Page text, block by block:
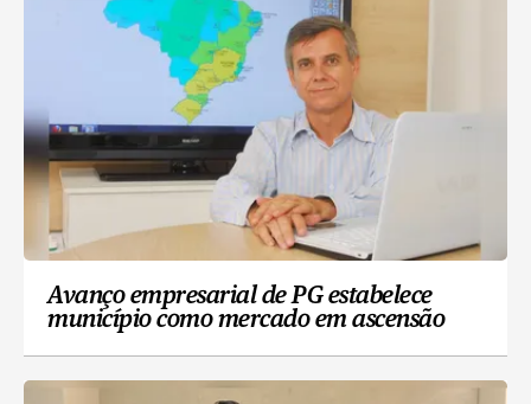
Avanço empresarial de PG estabelece
município como mercado em ascensão